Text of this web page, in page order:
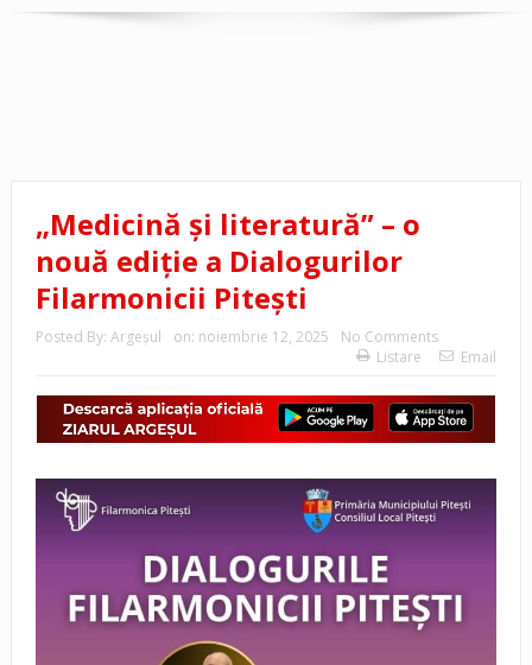
„Medicină și literatură” – o
nouă ediție a Dialogurilor
Filarmonicii Pitești
Posted By: Argeşul on: noiembrie 12, 2025
No Comments
Listare
Email